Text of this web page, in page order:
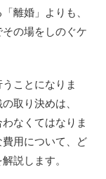
離婚」よりも、
の場をしのぐケ
ことになりま
取り決めは、
なくてはなりま
用について、ど
説します。